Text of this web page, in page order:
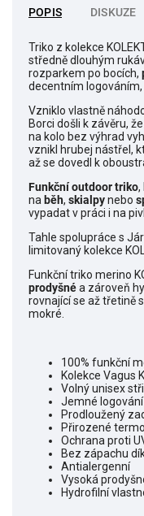
POPIS DISKUZE
Triko z kolekce
středně dlouhým
rozparkem po bocích,
decentním logováním,
Vzniklo vlastně
Borci došli k závěru,
na kolo bez výhrad
vznikl hrubej nástřel,
až se dovedl k
Funkční outdoor triko,
na běh, skialpynebo
vypadat v práci i na
Tahle spolupráce s
limitovaný kolekce
Funkční triko merino
prodyšnéa zároveň
rovnající se až třetině
mokré.
100% funkční
Kolekce Vagus
Volný unisex
Jemné logování
Prodloužený
Přirozené
Ochrana proti
Bez zápachu
Antialergenní
Vysoká
Hydrofilní